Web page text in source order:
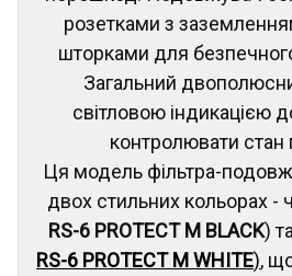
розетками з
шторками для
Загальний
світловою індикацією
контролювати
Ця модель фільтра-
двох стильних кольорах -
RS-6 PROTECT M BLACK) та
RS-6 PROTECT M WHITE),